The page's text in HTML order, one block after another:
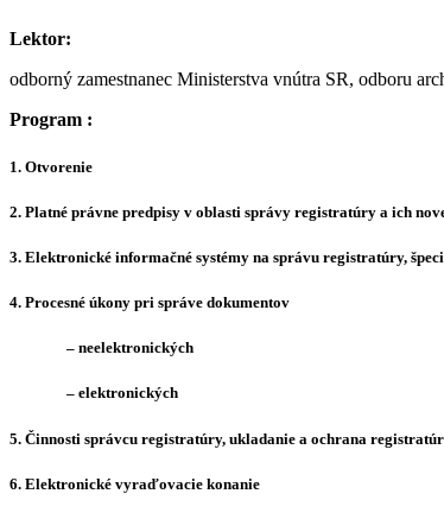
Lektor:
odborný zamestnanec Ministerstva vnútra SR, odboru
Program :
1. Otvorenie
2. Platné právne predpisy v oblasti správy registratúry a ich
3. Elektronické informačné systémy na správu registratúry,
4. Procesné úkony pri správe dokumentov
– neelektronických
– elektronických
5. Činnosti správcu registratúry, ukladanie a ochrana
6. Elektronické vyraďovacie konanie